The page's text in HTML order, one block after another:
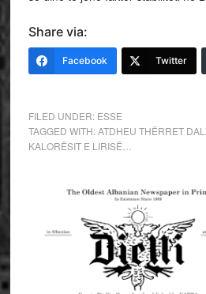
Share via:
Facebook Twitter
FILED UNDER: ESSE
TAGGED WITH:ATDHEU THËRRET
KALORËSIT E LIRISË…